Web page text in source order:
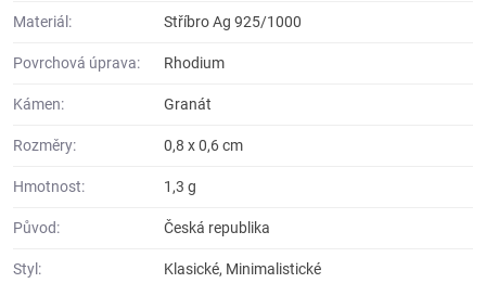
Materiál: Stříbro Ag 925/1000
Povrchová úprava: Rhodium
Kámen: Granát
Rozměry: 0,8 x 0,6 cm
Hmotnost: 1,3 g
Původ: Česká republika
Styl: Klasické, Minimalistické